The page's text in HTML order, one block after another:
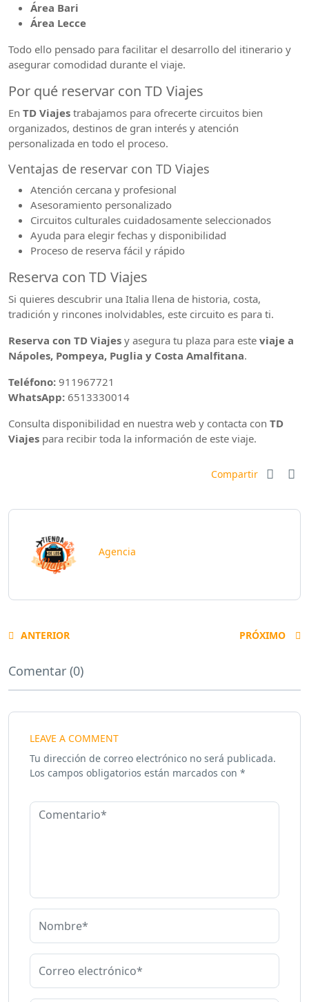
Área Bari
Área Lecce
Todo ello pensado para facilitar el desarrollo del itinerario y
asegurar comodidad durante el viaje.
Por qué reservar con TD Viajes
En TD Viajes trabajamos para ofrecerte circuitos bien
organizados, destinos de gran interés y atención
personalizada en todo el proceso.
Ventajas de reservar con TD Viajes
Atención cercana y profesional
Asesoramiento personalizado
Circuitos culturales cuidadosamente seleccionados
Ayuda para elegir fechas y disponibilidad
Proceso de reserva fácil y rápido
Reserva con TD Viajes
Si quieres descubrir una Italia llena de historia, costa,
tradición y rincones inolvidables, este circuito es para ti.
Reserva con TD Viajes y asegura tu plaza para este viaje a
Nápoles, Pompeya, Puglia y Costa Amalfitana.
Teléfono: 911967721
WhatsApp: 6513330014
Consulta disponibilidad en nuestra web y contacta con TD
Viajes para recibir toda la información de este viaje.
Compartir
Agencia
ANTERIOR PRÓXIMO
Comentar (0)
LEAVE A COMMENT
Tu dirección de correo electrónico no será publicada.
Los campos obligatorios están marcados con *